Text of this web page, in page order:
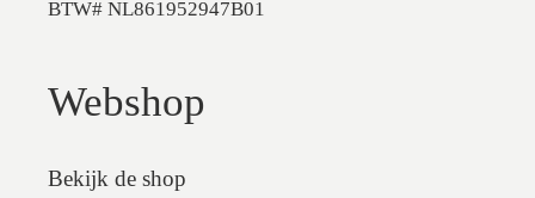
BTW# NL861952947B01
Webshop
Bekijk de shop